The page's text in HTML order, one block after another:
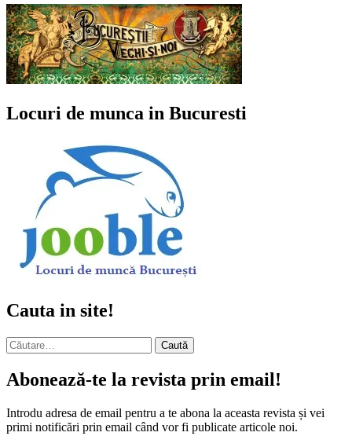
Locuri de munca in Bucuresti
Cauta in site!
Caută
după:
Abonează-te la revista prin email!
Introdu adresa de email pentru a te abona la aceasta revista și vei
primi notificări prin email când vor fi publicate articole noi.